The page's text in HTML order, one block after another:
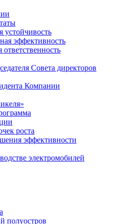
устойчивость
эффективность
Совета директоров
Компании
роста
эффективности
электромобилей
полуостров